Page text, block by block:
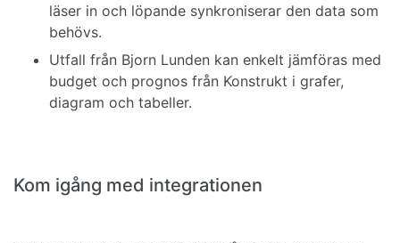
läser in och löpande synkroniserar den data som
behövs.
Utfall från Bjorn Lunden kan enkelt jämföras med
budget och prognos från Konstrukt i grafer,
diagram och tabeller.
Kom igång med integrationen